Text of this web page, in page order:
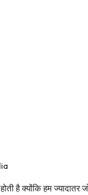
है क्योंकि हम ज्यादातर